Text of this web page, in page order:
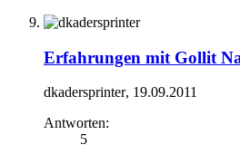
Erfahrungen mit Gollit
dkadersprinter, 19.09.2011
Antworten:
5